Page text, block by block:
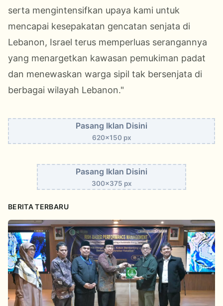
serta mengintensifkan upaya kami untuk
mencapai kesepakatan gencatan senjata di
Lebanon, Israel terus memperluas serangannya
yang menargetkan kawasan pemukiman padat
dan menewaskan warga sipil tak bersenjata di
berbagai wilayah Lebanon."
Pasang Iklan Disini
620x150 px
Pasang Iklan Disini
300x375 px
BERITA TERBARU